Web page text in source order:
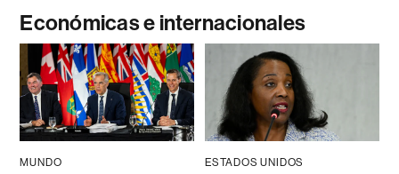
Económicas e internacionales
MUNDO ESTADOS UNIDOS